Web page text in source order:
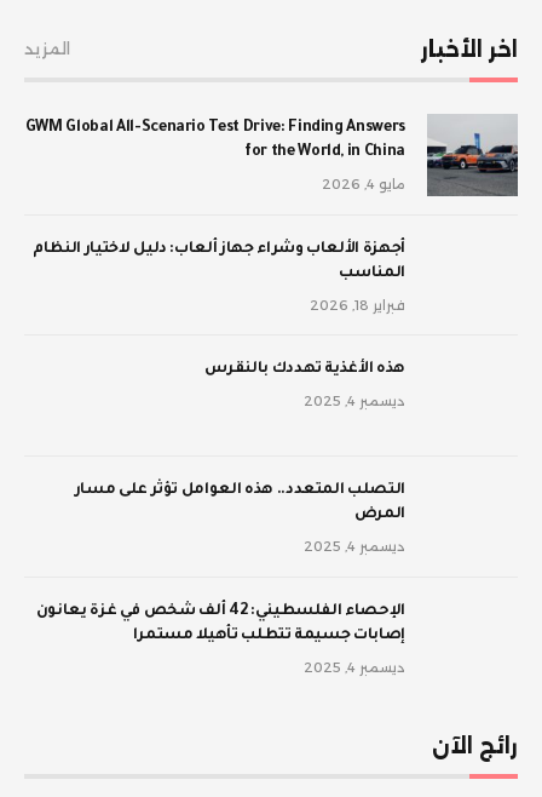
اخر الأخبار المزيد
GWM Global All-Scenario Test Drive: Finding Answers
for the World, in China
مايو 4, 2026
أجهزة الألعاب وشراء جهاز ألعاب: دليل لاختيار النظام
المناسب
فبراير 18, 2026
‫هذه الأغذية تهددك بالنقرس
ديسمبر 4, 2025
‫التصلب المتعدد.. هذه العوامل تؤثر على مسار
المرض
ديسمبر 4, 2025
الإحصاء الفلسطيني: 42 ألف شخص في غزة يعانون
إصابات جسيمة تتطلب تأهيلا مستمرا
ديسمبر 4, 2025
رائج الآن